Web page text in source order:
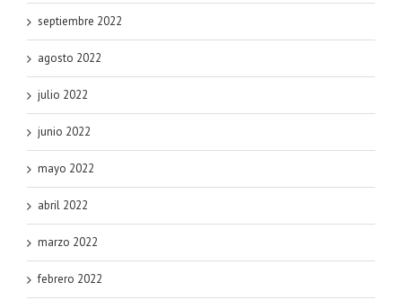
septiembre 2022
agosto 2022
julio 2022
junio 2022
mayo 2022
abril 2022
marzo 2022
febrero 2022